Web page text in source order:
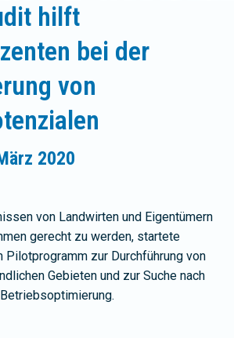
hilft
bei der
von
2020
von Landwirten und Eigentümern
gerecht zu werden, startete
Pilotprogramm zur Durchführung von
Gebieten und zur Suche nach